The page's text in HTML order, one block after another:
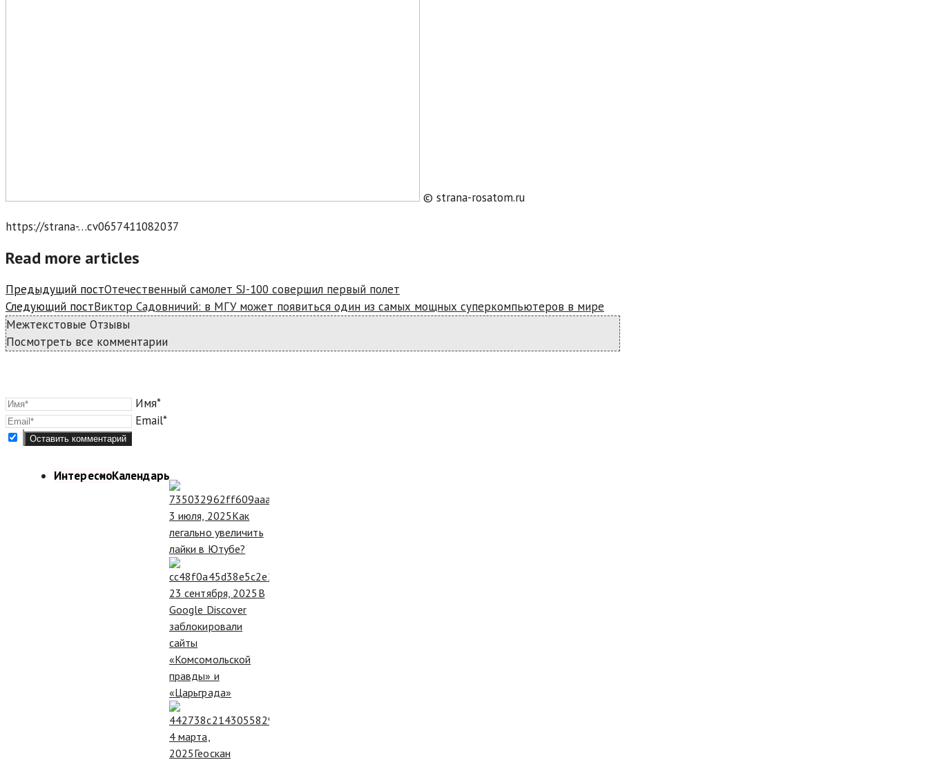
© strana-rosatom.ru
https://strana-…cv0657411082037
Read more articles
Предыдущий постОтечественный самолет SJ-100 совершил первый полет
Следующий постВиктор Садовничий: в МГУ может появиться один из самых мощных суперкомпьютеров в мире
Межтекстовые Отзывы
Посмотреть все комментарии
Имя*
Email*
ИнтересноКалендарь
3 июля, 2025Как
легально увеличить
лайки в Ютубе?
23 сентября, 2025 В
Google Discover
заблокировали
сайты
«Комсомольской
правды» и
«Царьграда»
4 марта,
2025Геоскан